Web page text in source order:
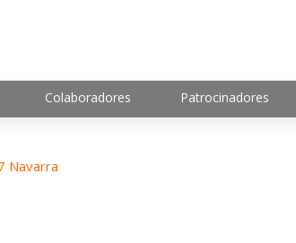
Colaboradores Patrocinadores
Navarra